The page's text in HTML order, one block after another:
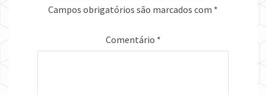
Campos obrigatórios são marcados com *
Comentário *